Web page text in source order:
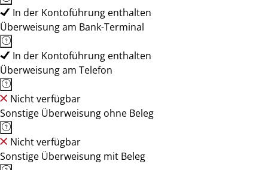
In der Kontoführung enthalten
Überweisung am Bank-Terminal
In der Kontoführung enthalten
Überweisung am Telefon
Nicht verfügbar
Sonstige Überweisung ohne Beleg
Nicht verfügbar
Sonstige Überweisung mit Beleg